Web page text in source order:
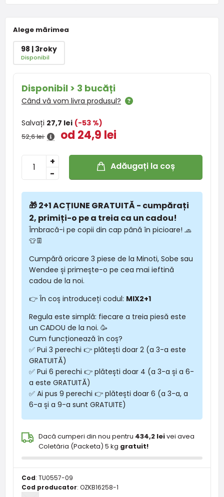
Alege mărimea
98 | 3roky
Disponibil
Disponibil > 3 bucăți
Când vă vom livra produsul?
Salvați 27,7 lei (-53 %)
52,6 lei od 24,9 lei
-
+ Adăugați la coș
🎁 2+1 ACȚIUNE GRATUITĂ - cumpărați
2, primiți-o pe a treia ca un cadou!
Îmbracă-i pe copii din cap până în picioare! 🧢
👕👖
Cumpără oricare 3 piese de la Minoti, Sobe sau
Wendee și primește-o pe cea mai ieftină
cadou de la noi.
👉 În coș introduceți codul: MIX2+1
Regula este simplă: fiecare a treia piesă este
un CADOU de la noi. 🥳
Cum funcționează în coș?
✅ Pui 3 perechi 👉 plătești doar 2 (a 3-a este
GRATUITĂ)
✅ Pui 6 perechi 👉 plătești doar 4 (a 3-a și a 6-
a este GRATUITĂ)
✅ Ai pus 9 perechi 👉 plătești doar 6 (a 3-a, a
6-a și a 9-a sunt GRATUITE)
Dacă cumperi din nou pentru 434,2 leivei avea
Coletăria (Packeta) 5 kg gratuit!
Cod: TU0557-09
Cod producator: OZKB16258-1